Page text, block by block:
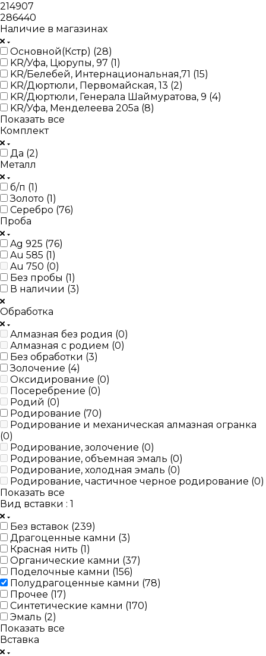
214907
286440
Наличие в магазинах
Основной(Кстр) (28)
KR/Уфа, Цюрупы, 97 (1)
KR/Белебей, Интернациональная,71 (15)
KR/Дюртюли, Первомайская, 13 (2)
KR/Дюртюли, Генерала Шаймуратова, 9 (4)
KR/Уфа, Менделеева 205а (8)
Показать все
Комплект
Да (2)
Металл
б/п (1)
Золото (1)
Серебро (76)
Проба
Ag 925 (76)
Au 585 (1)
Au 750 (0)
Без пробы (1)
В наличии (3)
Обработка
Алмазная без родия (0)
Алмазная с родием (0)
Без обработки (3)
Золочение (4)
Оксидирование (0)
Посеребрение (0)
Родий (0)
Родирование (70)
Родирование и механическая алмазная огранка
(0)
Родирование, золочение (0)
Родирование, объемная эмаль (0)
Родирование, холодная эмаль (0)
Родирование, частичное черное родирование (0)
Показать все
Вид вставки : 1
Без вставок (239)
Драгоценные камни (3)
Красная нить (1)
Органические камни (37)
Поделочные камни (156)
Полудрагоценные камни (78)
Прочее (17)
Синтетические камни (170)
Эмаль (2)
Показать все
Вставка